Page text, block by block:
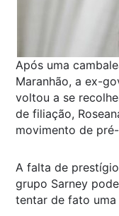
Após uma
Maranhão, a ex-
voltou a se
de filiação,
movimento de
A falta de
grupo Sarney
tentar de fato